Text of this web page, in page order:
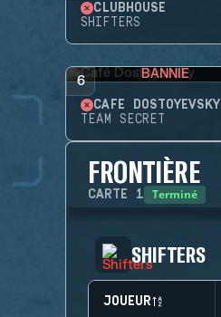
CLUBHOUSE
SHIFTERS
6 BANNIE
CAFÉ DOSTOYEVSKY
TEAM SECRET
FRONTIÈRE
CARTE 1 Terminé
SHIFTERS
JOUEUR